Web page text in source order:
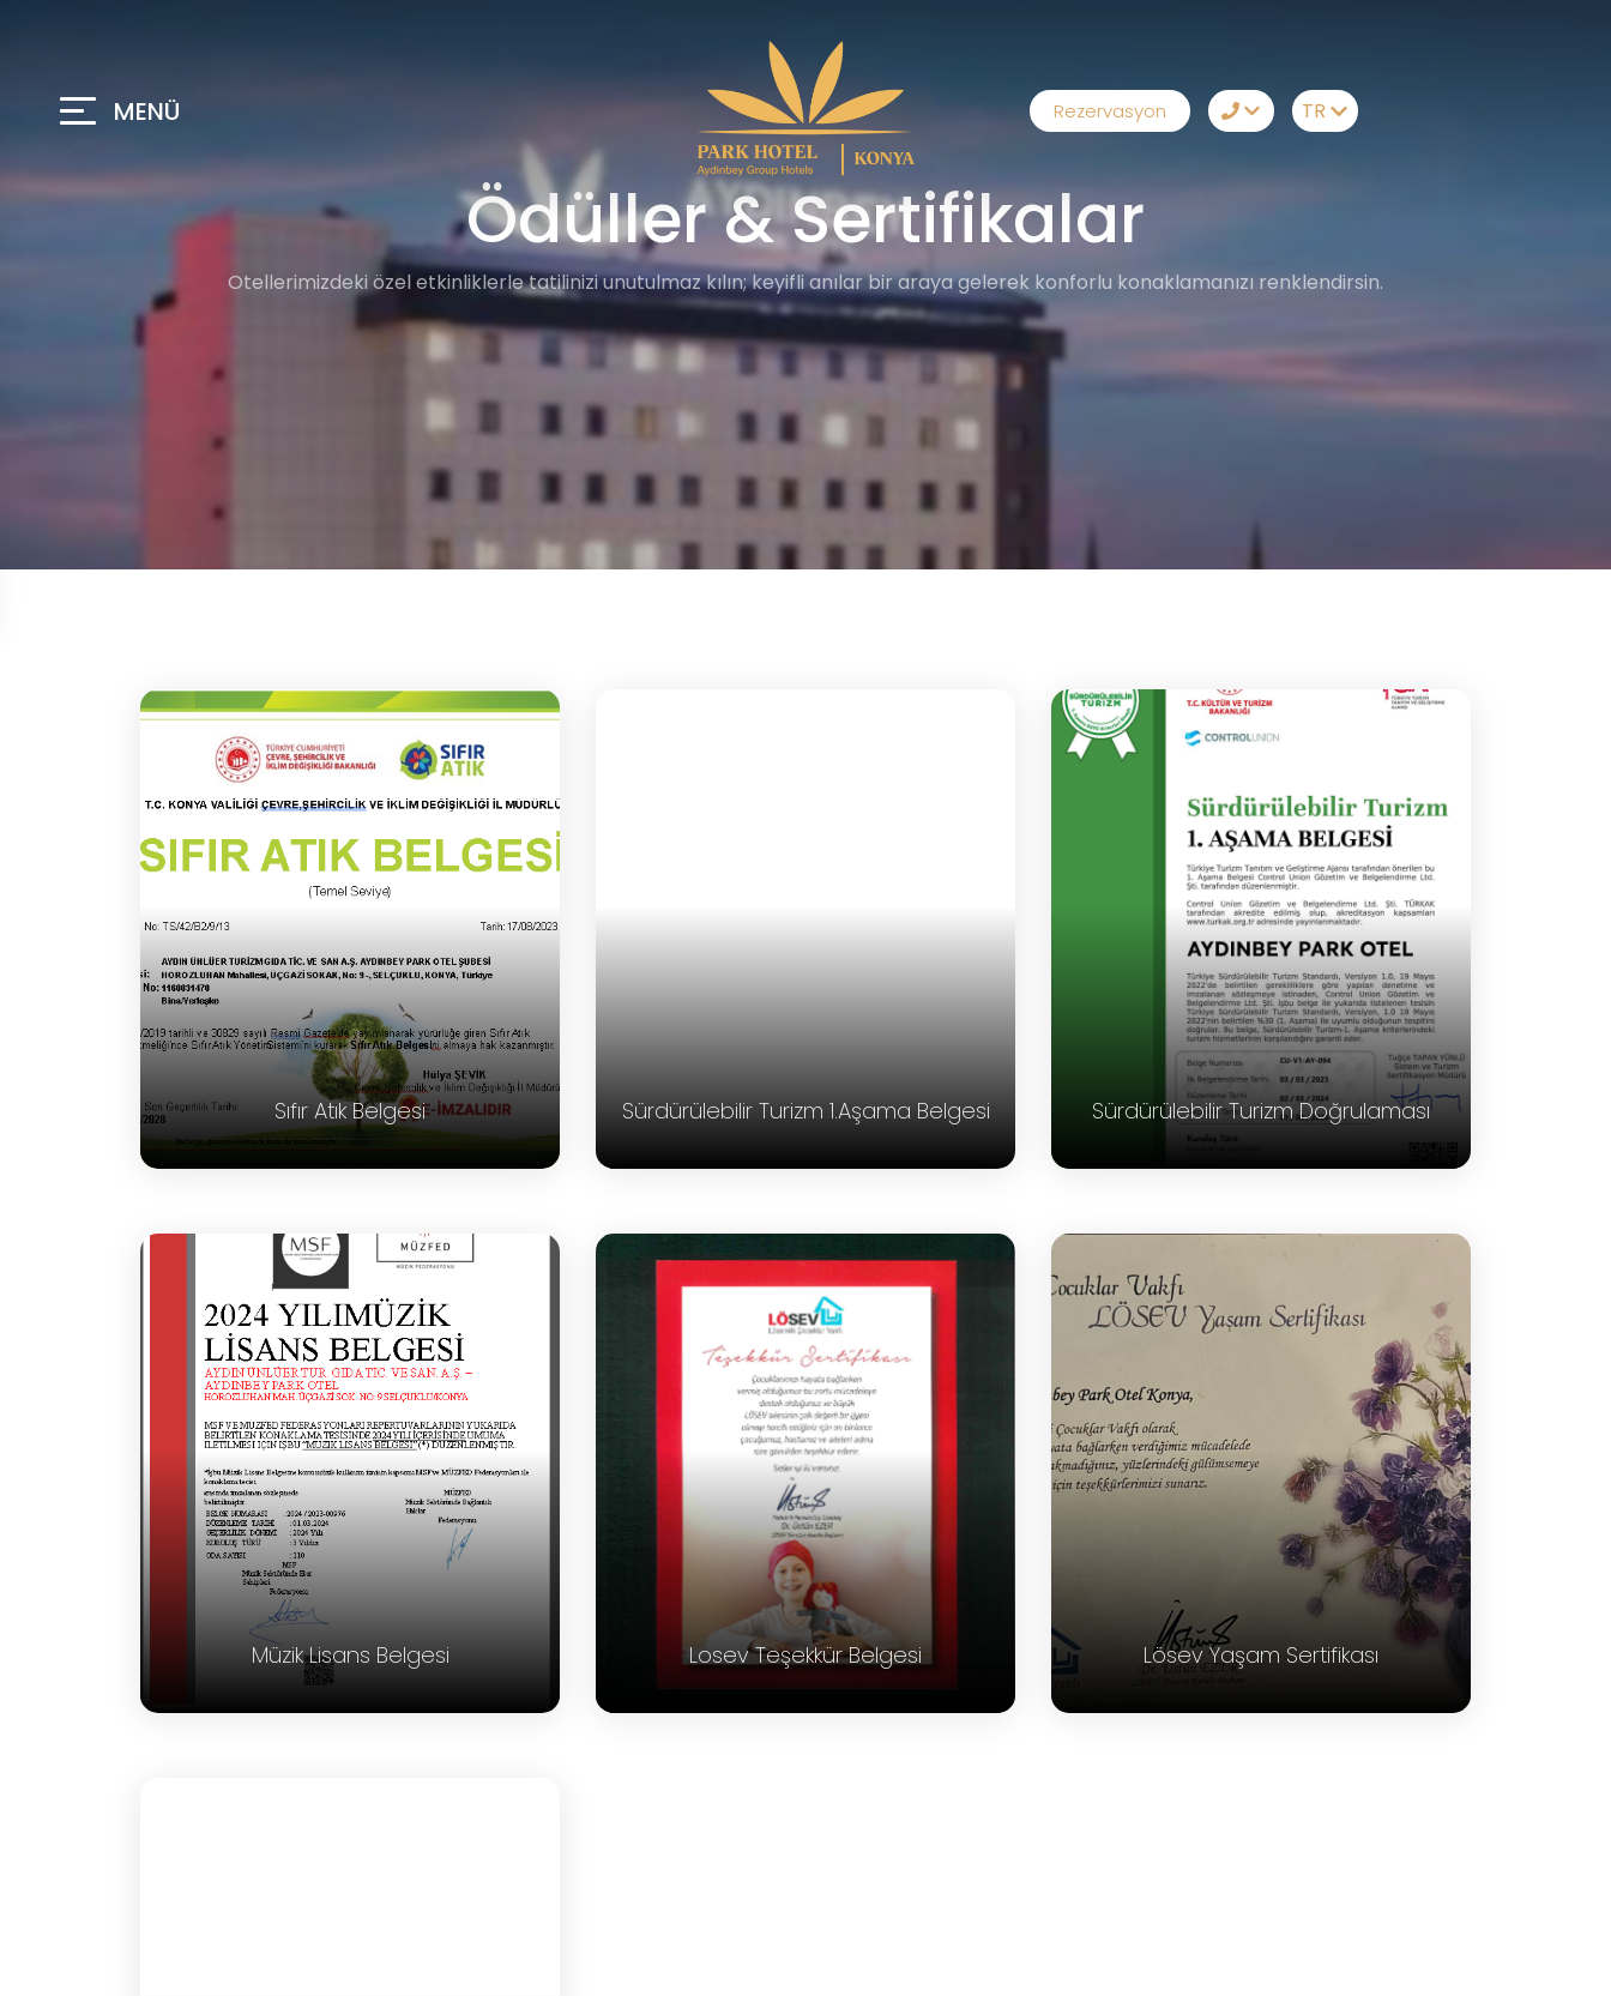
MENÜ Rezervasyon
Telegram
TR
Ödüller & Sertifikalar
Otellerimizdeki özel etkinliklerle tatilinizi unutulmaz kılın; keyifli anılar bir araya gelerek konforlu konaklamanızı renklendirsin.
Sıfır Atık Belgesi Sürdürülebilir Turizm 1.Aşama Belgesi Sürdürülebilir Turizm Doğrulaması
Müzik Lisans Belgesi Losev Teşekkür Belgesi Lösev Yaşam Sertifikası